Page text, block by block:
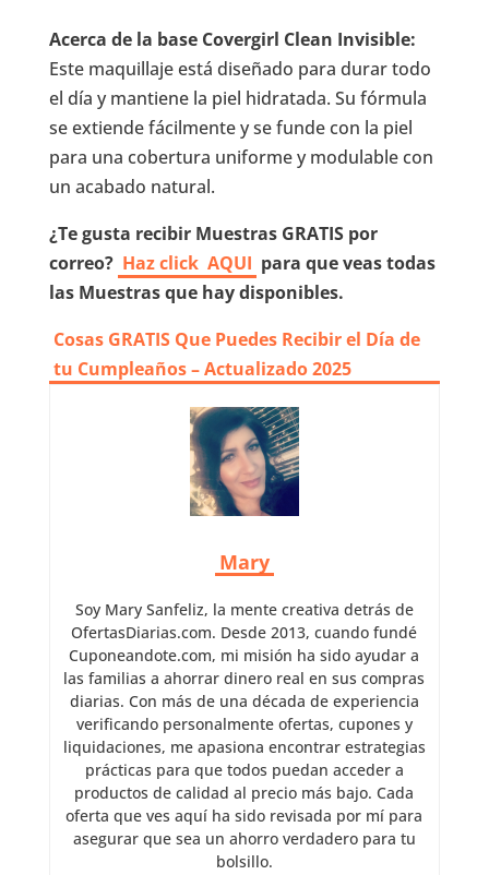
Acerca de la base Covergirl Clean Invisible:
Este maquillaje está diseñado para durar todo
el día y mantiene la piel hidratada. Su fórmula
se extiende fácilmente y se funde con la piel
para una cobertura uniforme y modulable con
un acabado natural.
¿Te gusta recibir Muestras GRATIS por
correo? Haz click AQUI para que veas todas
las Muestras que hay disponibles.
Cosas GRATIS Que Puedes Recibir el Día de
tu Cumpleaños – Actualizado 2025
Mary
Soy Mary Sanfeliz, la mente creativa detrás de
OfertasDiarias.com. Desde 2013, cuando fundé
Cuponeandote.com, mi misión ha sido ayudar a
las familias a ahorrar dinero real en sus compras
diarias. Con más de una década de experiencia
verificando personalmente ofertas, cupones y
liquidaciones, me apasiona encontrar estrategias
prácticas para que todos puedan acceder a
productos de calidad al precio más bajo. Cada
oferta que ves aquí ha sido revisada por mí para
asegurar que sea un ahorro verdadero para tu
bolsillo.